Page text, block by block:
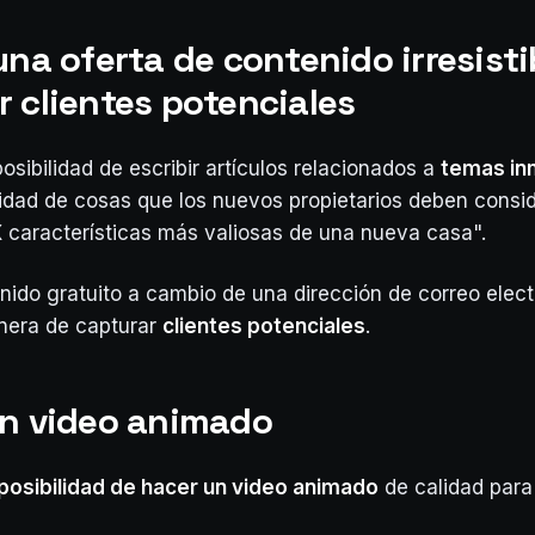
oferta de contenido
clientes potenciales
de escribir artículos relacionados a temas
de cosas que los nuevos propietarios deben
características más valiosas de una nueva casa".
gratuito a cambio de una dirección de correo
de capturar clientes potenciales.
video animado
de hacer un video animado de calidad